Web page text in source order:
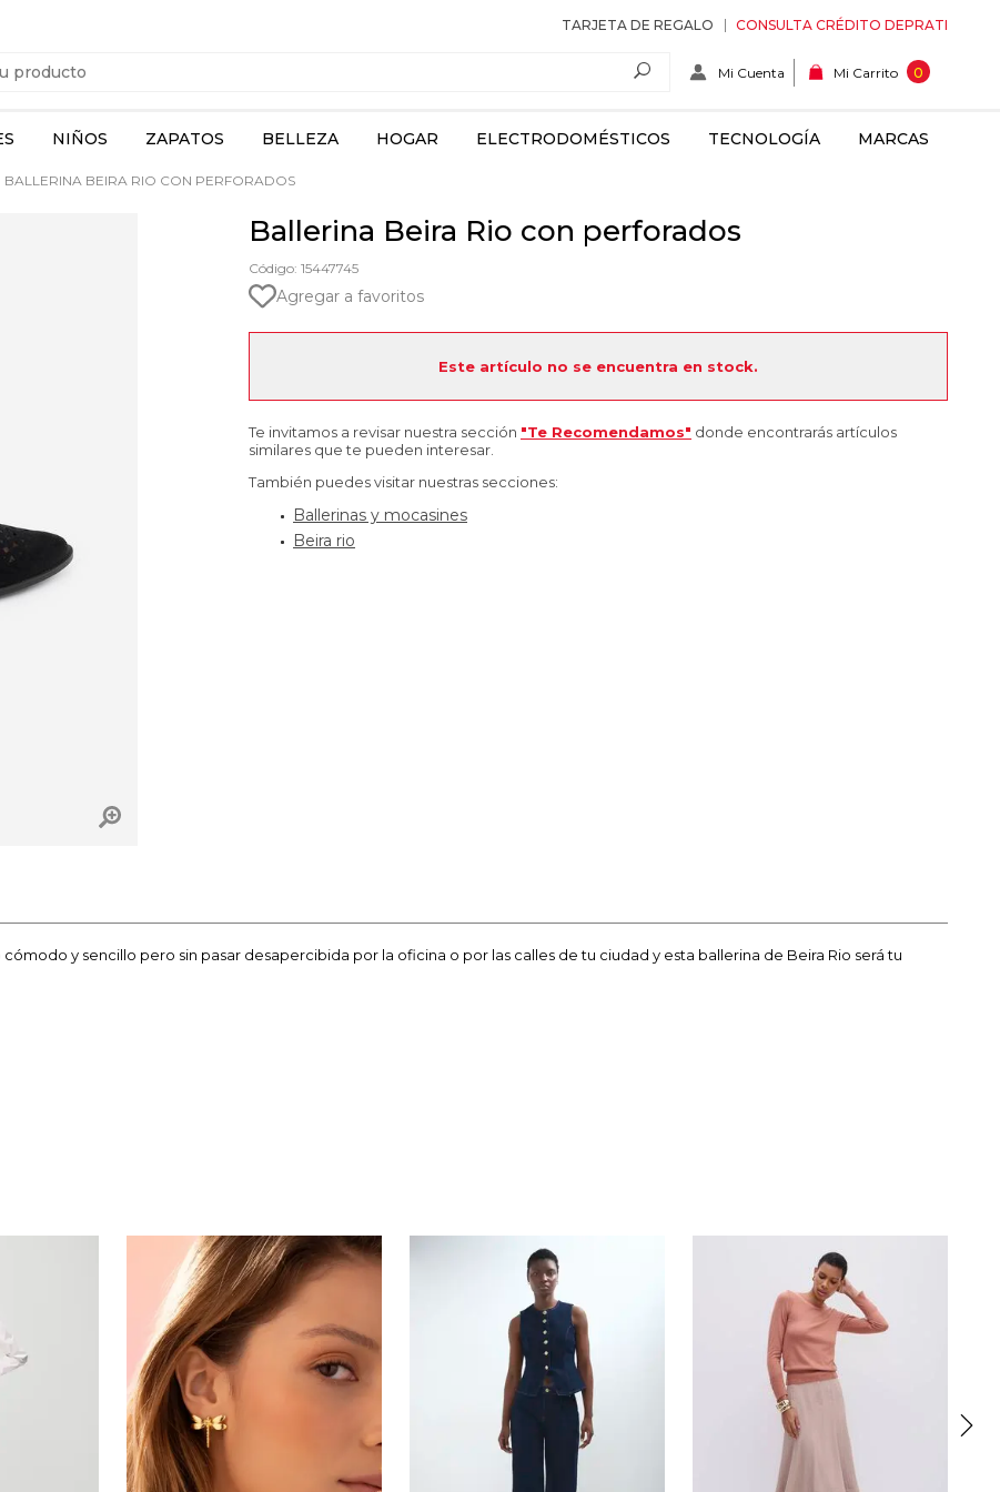
TARJETA DE REGALO CONSULTA CRÉDITO DEPRATI
Mi Cuenta Mi Carrito 0
NIÑOS ZAPATOS BELLEZA HOGAR ELECTRODOMÉSTICOS TECNOLOGÍA MARCAS
BALLERINA BEIRA RIO CON PERFORADOS
Ballerina Beira Rio con perforados
Código: 15447745
Agregar a favoritos
Este artículo no se encuentra en stock.
Te invitamos a revisar nuestra sección "Te Recomendamos" donde encontrarás artículos
similares que te pueden interesar.
También puedes visitar nuestras secciones:
Ballerinas y mocasines
Beira rio
y sencillo pero sin pasar desapercibida por la oficina o por las calles de tu ciudad y esta ballerina de Beira Rio será tu